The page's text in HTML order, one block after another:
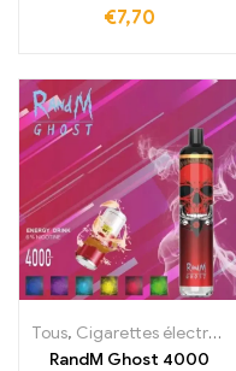
bouffées
€7,70
Tous, Cigarettes électroniques jetables
RandM Ghost 4000